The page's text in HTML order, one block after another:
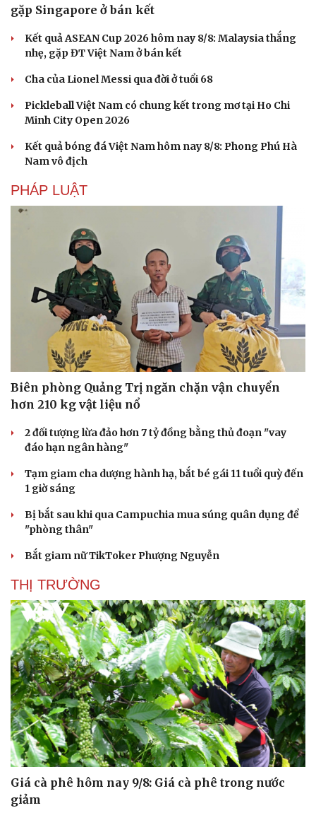
Tư vấn
Săn Tour
check-in
Đọc truyện đêm khuya
Cửa sổ tình yêu
Kể chuyện cho bé
Hạt giống tâm hồn
gặp Singapore ở bán kết
Kết quả ASEAN Cup 2026 hôm nay 8/8: Malaysia thắng
nhẹ, gặp ĐT Việt Nam ở bán kết
Cha của Lionel Messi qua đời ở tuổi 68
Pickleball Việt Nam có chung kết trong mơ tại Ho Chi
Minh City Open 2026
Kết quả bóng đá Việt Nam hôm nay 8/8: Phong Phú Hà
Nam vô địch
PHÁP LUẬT
Biên phòng Quảng Trị ngăn chặn vận chuyển
hơn 210 kg vật liệu nổ
2 đối tượng lừa đảo hơn 7 tỷ đồng bằng thủ đoạn "vay
đáo hạn ngân hàng"
Tạm giam cha dượng hành hạ, bắt bé gái 11 tuổi quỳ đến
1 giờ sáng
Bị bắt sau khi qua Campuchia mua súng quân dụng để
"phòng thân"
Bắt giam nữ TikToker Phượng Nguyễn
THỊ TRƯỜNG
Giá cà phê hôm nay 9/8: Giá cà phê trong nước
giảm